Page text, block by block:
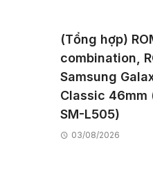
(Tổng hợp)
combination,
Samsung
Classic 46mm
SM-L505)
03/08/2026